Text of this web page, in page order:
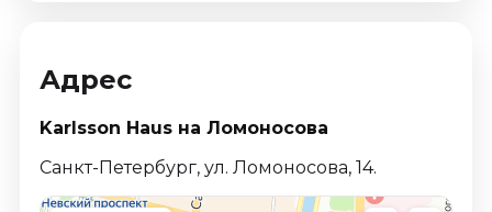
Адрес
Karlsson Haus на Ломоносова
Санкт-Петербург, ул. Ломоносова, 14.